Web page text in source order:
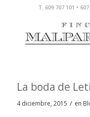
T. 609 707 101 •
La boda de
4 diciembre, 2015 / en